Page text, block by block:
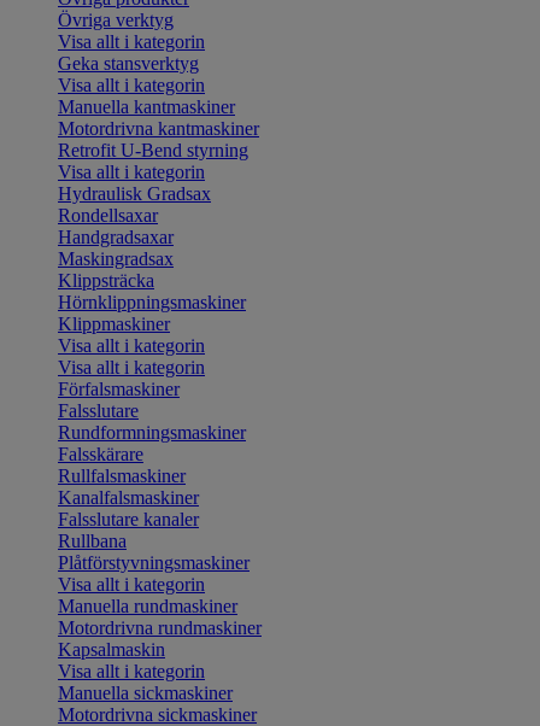
Övriga verktyg
Visa allt i kategorin
Geka stansverktyg
Visa allt i kategorin
Manuella kantmaskiner
Motordrivna kantmaskiner
Retrofit U-Bend styrning
Visa allt i kategorin
Hydraulisk Gradsax
Rondellsaxar
Handgradsaxar
Maskingradsax
Klippsträcka
Hörnklippningsmaskiner
Klippmaskiner
Visa allt i kategorin
Visa allt i kategorin
Förfalsmaskiner
Falsslutare
Rundformningsmaskiner
Falsskärare
Rullfalsmaskiner
Kanalfalsmaskiner
Falsslutare kanaler
Rullbana
Plåtförstyvningsmaskiner
Visa allt i kategorin
Manuella rundmaskiner
Motordrivna rundmaskiner
Kapsalmaskin
Visa allt i kategorin
Manuella sickmaskiner
Motordrivna sickmaskiner